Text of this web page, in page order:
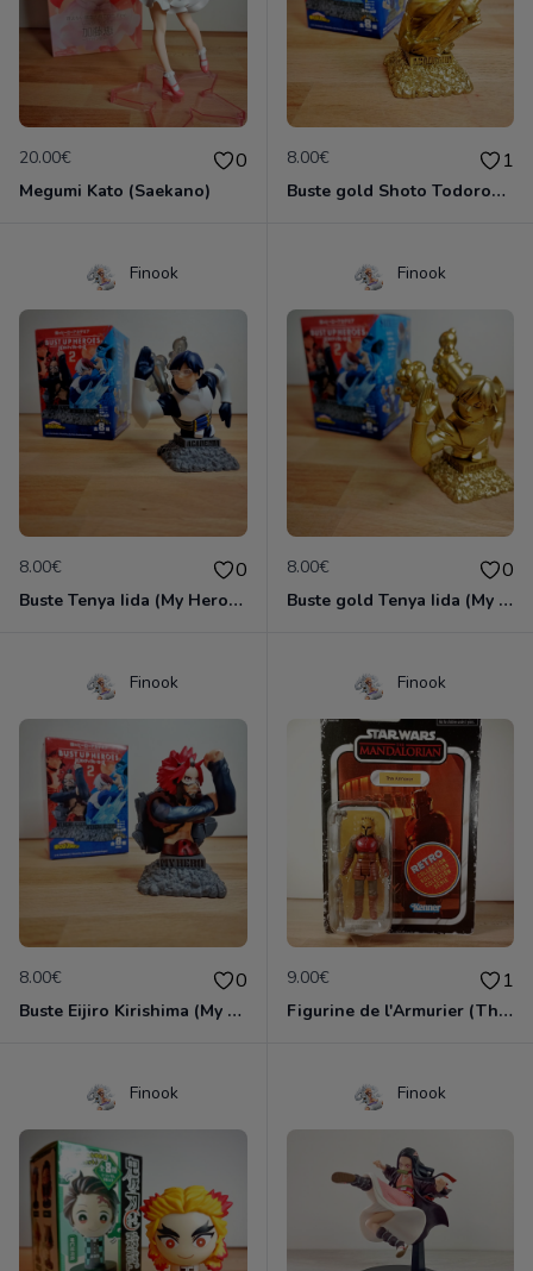
20.00€ 0
Megumi Kato (Saekano)
8.00€ 1
Buste gold Shoto Todoroki (My Hero Academia)
Finook
8.00€ 0
Buste Tenya Iida (My Hero Academia)
Finook
8.00€ 0
Buste gold Tenya Iida (My Hero Academia)
Finook
8.00€ 0
Buste Eijiro Kirishima (My Hero Academia)
Finook
9.00€ 1
Figurine de l'Armurier (The Mandalorian)
Finook Finook